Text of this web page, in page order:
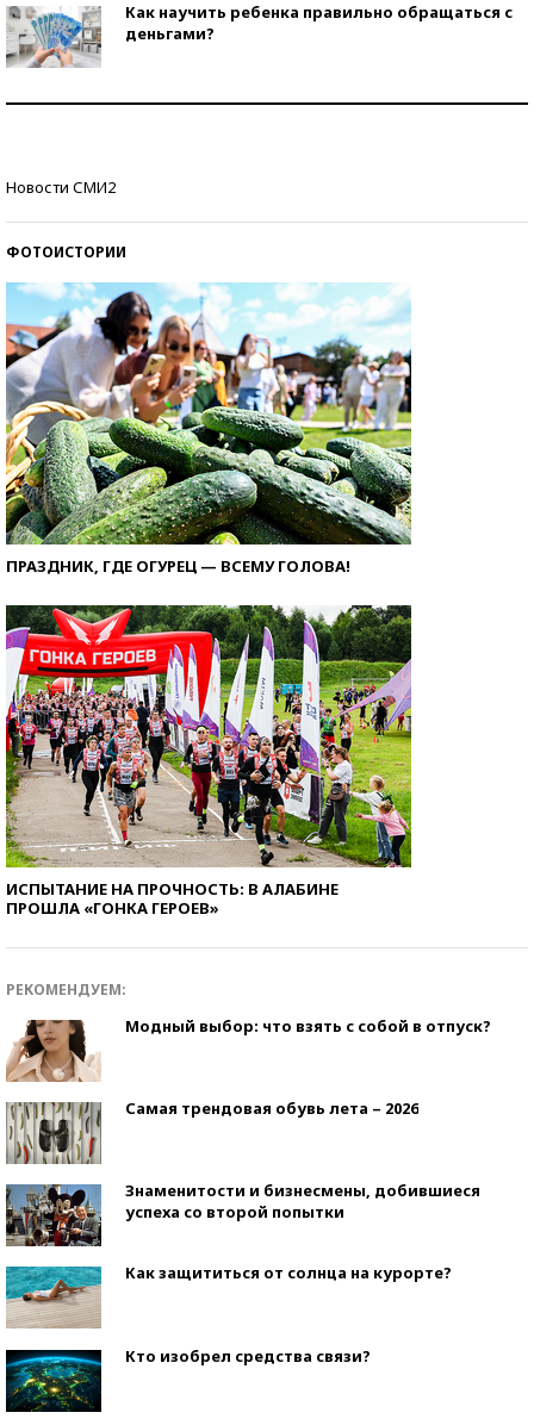
Как научить ребенка правильно обращаться с
деньгами?
Новости СМИ2
ФОТОИСТОРИИ
ПРАЗДНИК, ГДЕ ОГУРЕЦ — ВСЕМУ ГОЛОВА!
ИСПЫТАНИЕ НА ПРОЧНОСТЬ: В АЛАБИНЕ
ПРОШЛА «ГОНКА ГЕРОЕВ»
РЕКОМЕНДУЕМ:
Модный выбор: что взять с собой в отпуск?
Самая трендовая обувь лета – 2026
Знаменитости и бизнесмены, добившиеся
успеха со второй попытки
Как защититься от солнца на курорте?
Кто изобрел средства связи?